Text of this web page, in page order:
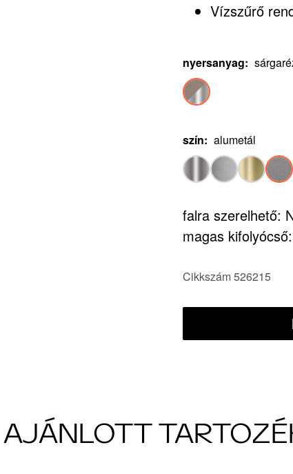
Vízszűrő
nyersanyag:
szín: alumetál
falra szerelhető:
magas
Cikkszám 526215
AJÁNLOTT